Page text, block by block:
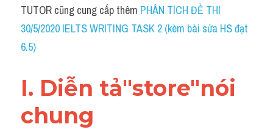
TUTOR cũng cung cấp thêm PHÂN TÍCH ĐỀ THI
30/5/2020 IELTS WRITING TASK 2 (kèm bài sửa HS đạt
6.5)
I. Diễn tả"store"nói
chung